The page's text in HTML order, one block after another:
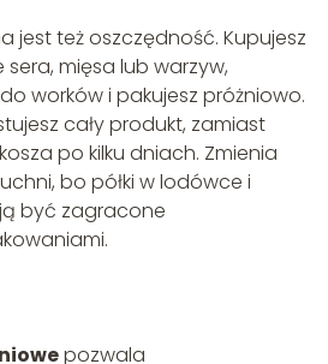
jest też oszczędność. Kupujesz
mięsa lub warzyw,
worków i pakujesz próżniowo.
cały produkt, zamiast
po kilku dniach. Zmienia
bo półki w lodówce i
być zagracone
pozwala